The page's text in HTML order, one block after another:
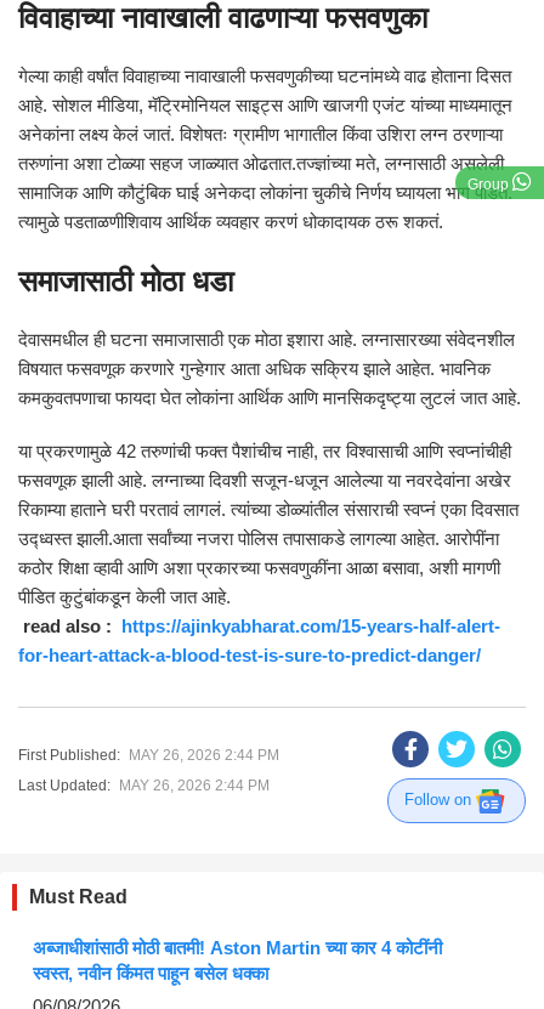
Group
विवाहाच्या नावाखाली वाढणाऱ्या फसवणुका
गेल्या काही वर्षांत विवाहाच्या नावाखाली फसवणुकीच्या घटनांमध्ये वाढ होताना दिसत
आहे. सोशल मीडिया, मॅट्रिमोनियल साइट्स आणि खाजगी एजंट यांच्या माध्यमातून
अनेकांना लक्ष्य केलं जातं. विशेषतः ग्रामीण भागातील किंवा उशिरा लग्न ठरणाऱ्या
तरुणांना अशा टोळ्या सहज जाळ्यात ओढतात.तज्ज्ञांच्या मते, लग्नासाठी असलेली
सामाजिक आणि कौटुंबिक घाई अनेकदा लोकांना चुकीचे निर्णय घ्यायला भाग पाडते.
त्यामुळे पडताळणीशिवाय आर्थिक व्यवहार करणं धोकादायक ठरू शकतं.
समाजासाठी मोठा धडा
देवासमधील ही घटना समाजासाठी एक मोठा इशारा आहे. लग्नासारख्या संवेदनशील
विषयात फसवणूक करणारे गुन्हेगार आता अधिक सक्रिय झाले आहेत. भावनिक
कमकुवतपणाचा फायदा घेत लोकांना आर्थिक आणि मानसिकदृष्ट्या लुटलं जात आहे.
या प्रकरणामुळे 42 तरुणांची फक्त पैशांचीच नाही, तर विश्वासाची आणि स्वप्नांचीही
फसवणूक झाली आहे. लग्नाच्या दिवशी सजून-धजून आलेल्या या नवरदेवांना अखेर
रिकाम्या हाताने घरी परतावं लागलं. त्यांच्या डोळ्यांतील संसाराची स्वप्नं एका दिवसात
उद्ध्वस्त झाली.आता सर्वांच्या नजरा पोलिस तपासाकडे लागल्या आहेत. आरोपींना
कठोर शिक्षा व्हावी आणि अशा प्रकारच्या फसवणुकींना आळा बसावा, अशी मागणी
पीडित कुटुंबांकडून केली जात आहे.
read also : https://ajinkyabharat.com/15-years-half-alert-
for-heart-attack-a-blood-test-is-sure-to-predict-danger/
First Published: MAY 26, 2026 2:44 PM
Last Updated: MAY 26, 2026 2:44 PM
Follow on
Must Read
अब्जाधीशांसाठी मोठी बातमी! Aston Martin च्या कार 4 कोटींनी
स्वस्त, नवीन किंमत पाहून बसेल धक्का